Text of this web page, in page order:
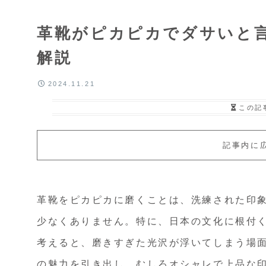
革靴がピカピカでダサいと
解説
2024.11.21
この記
記事内に
革靴をピカピカに磨くことは、洗練された印
少なくありません。特に、日本の文化に根付
考えると、磨きすぎた光沢が浮いてしまう場